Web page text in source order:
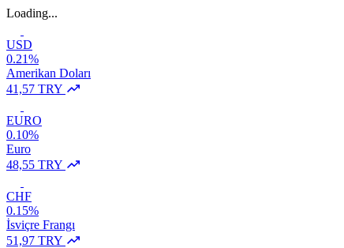
Loading...
USD
0.21%
Amerikan Doları
41,57 TRY
EURO
0.10%
Euro
48,55 TRY
CHF
0.15%
İsviçre Frangı
51,97 TRY